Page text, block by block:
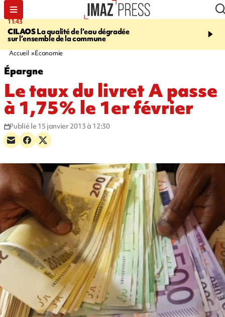
11:43
CILAOSLa qualité de l’eau dégradée
sur l’ensemble de la commune
12:20
Un
grands-parents puis
Accueil Économie
Épargne
Le taux du livret A passe
à 1,75% le 1er février
Publié le 15 janvier 2013 à 12:30